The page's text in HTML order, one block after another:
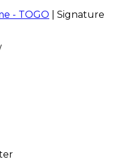
- TOGO | Signature